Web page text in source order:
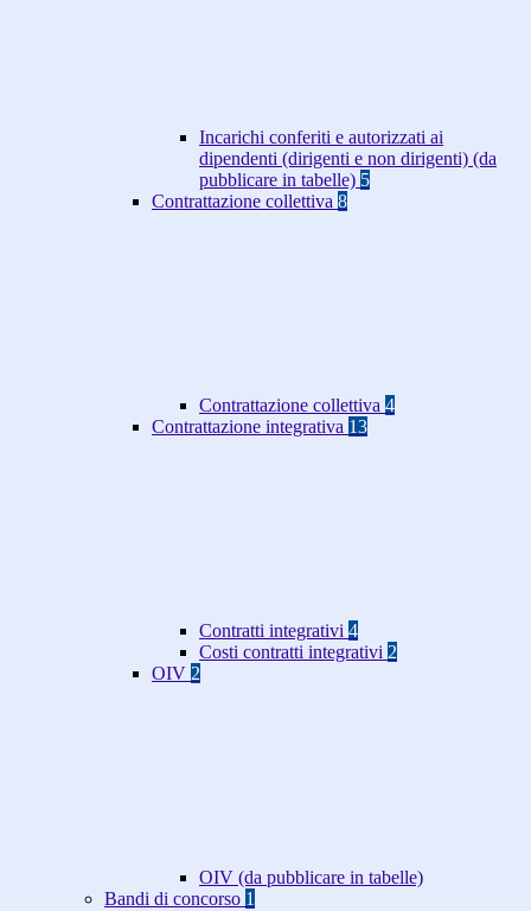
Incarichi conferiti e autorizzati ai
dipendenti (dirigenti e non dirigenti) (da
pubblicare in tabelle) 5
Contrattazione collettiva 8
Contrattazione collettiva 4
Contrattazione integrativa 13
Contratti integrativi 4
Costi contratti integrativi 2
OIV 2
OIV (da pubblicare in tabelle)
Bandi di concorso 1